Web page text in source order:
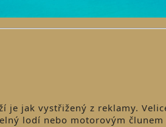
je jak vystřižený z reklamy.
lodí nebo motorovým člunem